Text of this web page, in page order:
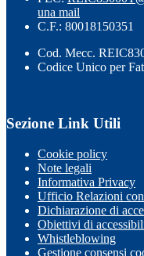
una mail
C.F.: 80018150351
Cod. Mecc.
Codice Unico per
Sezione Link Utili
Cookie policy
Note legali
Informativa Privacy
Ufficio Relazioni
Dichiarazione di
Obiettivi di
Whistleblowing
Gestione consensi